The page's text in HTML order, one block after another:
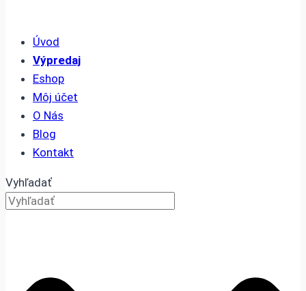
Úvod
Výpredaj
Eshop
Môj účet
O Nás
Blog
Kontakt
Vyhľadať